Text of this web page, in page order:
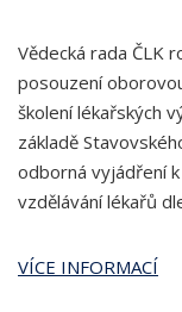
Vědecká rada ČLK
posouzení
školení lékařských
základě
odborná vyjádření
vzdělávání lékařů
VÍCE INFORMACÍ